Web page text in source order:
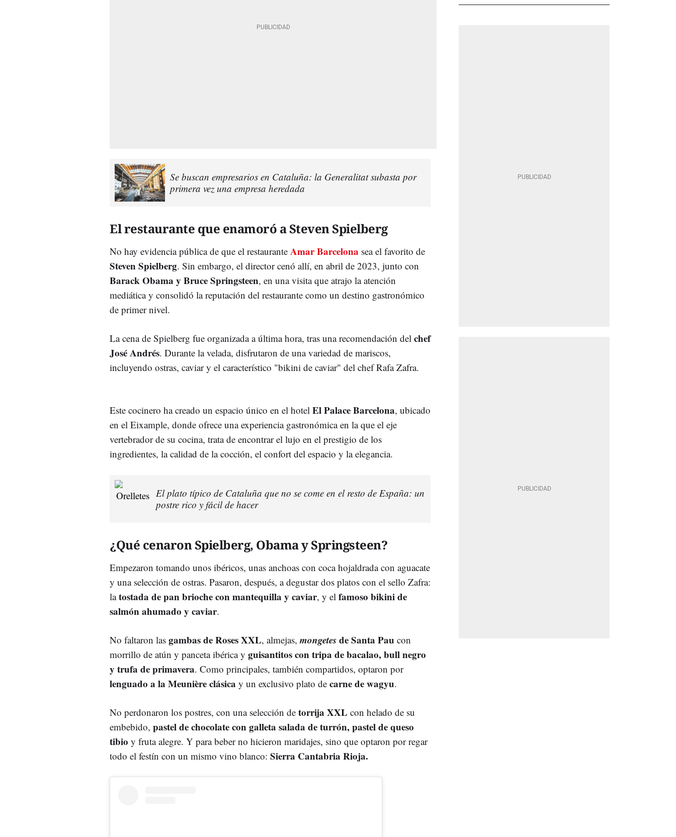
Se buscan empresarios en Cataluña: la Generalitat subasta por
primera vez una empresa heredada
El restaurante que enamoró a Steven Spielberg
No hay evidencia pública de que el restaurante Amar Barcelona sea el favorito de
Steven Spielberg. Sin embargo, el director cenó allí, en abril de 2023, junto con
Barack Obama y Bruce Springsteen, en una visita que atrajo la atención
mediática y consolidó la reputación del restaurante como un destino gastronómico
de primer nivel.
La cena de Spielberg fue organizada a última hora, tras una recomendación del chef
José Andrés. Durante la velada, disfrutaron de una variedad de mariscos,
incluyendo ostras, caviar y el característico "bikini de caviar" del chef Rafa Zafra.
Este cocinero ha creado un espacio único en el hotel El Palace Barcelona, ubicado
en el Eixample, donde ofrece una experiencia gastronómica en la que el eje
vertebrador de su cocina, trata de encontrar el lujo en el prestigio de los
ingredientes, la calidad de la cocción, el confort del espacio y la elegancia.
El plato típico de Cataluña que no se come en el resto de España: un
postre rico y fácil de hacer
¿Qué cenaron Spielberg, Obama y Springsteen?
Empezaron tomando unos ibéricos, unas anchoas con coca hojaldrada con aguacate
y una selección de ostras. Pasaron, después, a degustar dos platos con el sello Zafra:
latostada de pan brioche con mantequilla y caviar, y el famoso bikini de
salmón ahumado y caviar.
No faltaron las gambas de Roses XXL, almejas, mongetesde Santa Pau con
morrillo de atún y panceta ibérica y guisantitos con tripa de bacalao, bull negro
y trufa de primavera. Como principales, también compartidos, optaron por
lenguado a la Meunière clásica y un exclusivo plato de carne de wagyu.
No perdonaron los postres, con una selección de torrija XXL con helado de su
embebido, pastel de chocolate con galleta salada de turrón, pastel de queso
tibio y fruta alegre. Y para beber no hicieron maridajes, sino que optaron por regar
todo el festín con un mismo vino blanco: Sierra Cantabria Rioja.